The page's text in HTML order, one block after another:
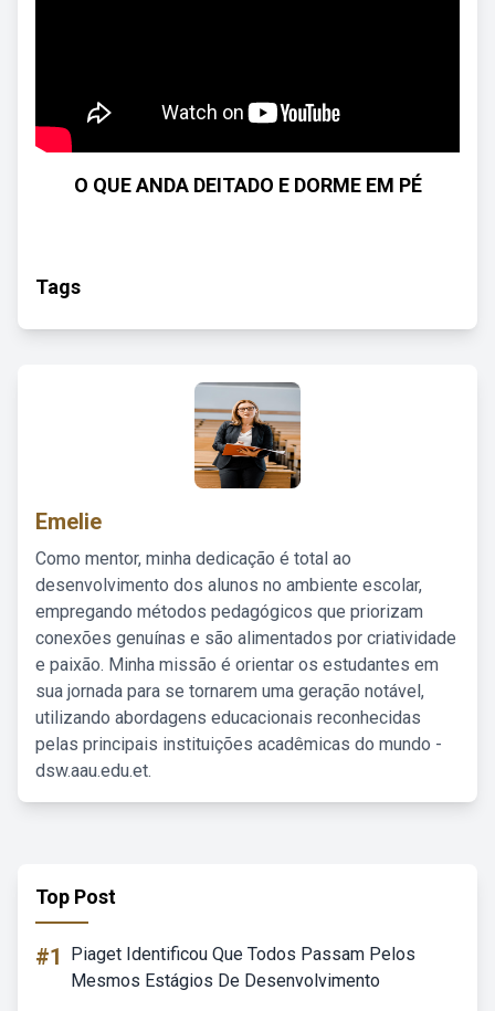
O QUE ANDA DEITADO E DORME EM PÉ
Tags
Emelie
Como mentor, minha dedicação é total ao
desenvolvimento dos alunos no ambiente escolar,
empregando métodos pedagógicos que priorizam
conexões genuínas e são alimentados por criatividade
e paixão. Minha missão é orientar os estudantes em
sua jornada para se tornarem uma geração notável,
utilizando abordagens educacionais reconhecidas
pelas principais instituições acadêmicas do mundo -
dsw.aau.edu.et.
Top Post
#1
Piaget Identificou Que Todos Passam Pelos
Mesmos Estágios De Desenvolvimento